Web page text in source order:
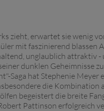
zieht, erwartet sie wenig
mit faszinierend blassen
unglaublich attraktiv -
dunklen Geheimnisse
Saga hat Stephenie Meyer
die Kombination
begeistert die breite
Pattinson erfolgreich